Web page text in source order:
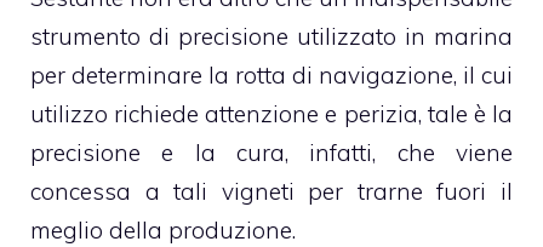
strumento di precisione utilizzato in marina
per determinare la rotta di navigazione, il cui
utilizzo richiede attenzione e perizia, tale è la
precisione e la cura, infatti, che viene
concessa a tali vigneti per trarne fuori il
meglio della produzione.